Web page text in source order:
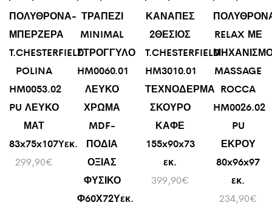
ΠΟΛΥΘΡΟΝΑ-
ΜΠΕΡΖΕΡΑ
T.CHESTERFIELD
POLINA
HM0053.02
PU ΛΕΥΚΟ
ΜΑΤ
83x75x107Yεκ.
299,90€
ΤΡΑΠΕΖΙ
MINIMAL
ΣΤΡΟΓΓΥΛΟ
HM0060.01
ΛΕΥΚΟ
ΧΡΩΜΑ
MDF-
ΠΟΔΙΑ
ΟΞΙΑΣ
ΦΥΣΙΚΟ
Φ60Χ72Υεκ.
ΚΑΝΑΠΕΣ
2ΘΕΣΙΟΣ
T.CHESTERFIELD
HM3010.01
ΤΕΧΝΟΔΕΡΜΑ
ΣΚΟΥΡΟ
ΚΑΦΕ
155x90x73
εκ.
399,90€
RELAX ΜΕ
MASSAGE
ROCCA
HM0026.02
PU
ΕΚΡΟΥ
80x96x97
εκ.
234,90€